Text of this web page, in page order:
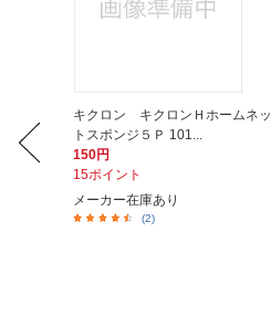
キクロン キクロンＨホームネッ
トスポンジ５Ｐ 101...
150円
15ポイント
メーカー在庫あり
(2)